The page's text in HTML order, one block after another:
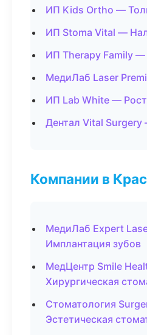
ИП Kids Ortho —
ИП Stoma Vital —
ИП Therapy Family —
МедиЛаб Laser
ИП Lab White —
Дентал Vital
Компании в
МедиЛаб Expert
Имплантация зубов
МедЦентр Smile
Хирургическая
Стоматология
Эстетическая